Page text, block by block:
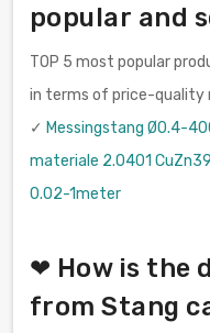
popular and
TOP 5 most popular
in terms of price-quality
✓ Messingstang Ø0.4-
materiale 2.0401
0.02-1meter
❤ How is the
from Stang